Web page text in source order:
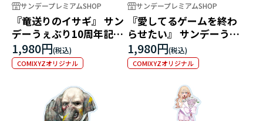
サンデープレミアムSHOP
『竜送りのイサギ』 サン
デーうぇぶり10周年記念
アクリルスタンド
1,980円
COMIXYZオリジナル
サンデープレミアムSHOP
『愛してるゲームを終わ
らせたい』 サンデーうぇ
ぶり10周年記念アクリル
スタンド
1,980円
COMIXYZオリジナル